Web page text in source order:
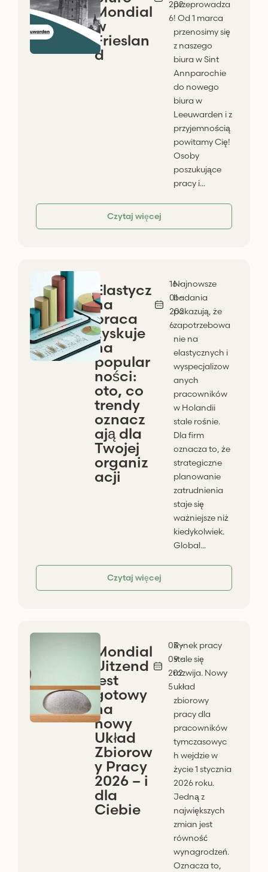
Mondial
w
Frieslan
d
202
6
przeprowadza
! Od 1 marca
przenosimy się
z naszego
biura w Sint
Annparochie
do nowego
biura w
Leeuwarden i z
przyjemnością
powitamy Cię!
Osoby
poszukujące
pracy i...
Czytaj więcej
Elastycz
na
praca
zyskuje
na
popular
ności:
oto, co
trendy
oznacz
ają dla
Twojej
organiz
acji
16 -
01 -
202
6
Najnowsze
badania
pokazują, że
zapotrzebowa
nie na
elastycznych i
wyspecjalizow
anych
pracowników
w Holandii
stale rośnie.
Dla firm
oznacza to, że
strategiczne
planowanie
zatrudnienia
staje się
ważniejsze niż
kiedykolwiek.
Global...
Czytaj więcej
Mondial
Uitzend
jest
gotowy
na
nowy
Układ
Zbiorow
y Pracy
2026 – i
dla
Ciebie
03 -
09 -
202
5
Rynek pracy
stale się
rozwija. Nowy
układ
zbiorowy
pracy dla
pracowników
tymczasowyc
h wejdzie w
życie 1 stycznia
2026 roku.
Jedną z
największych
zmian jest
równość
wynagrodzeń.
Oznacza to,